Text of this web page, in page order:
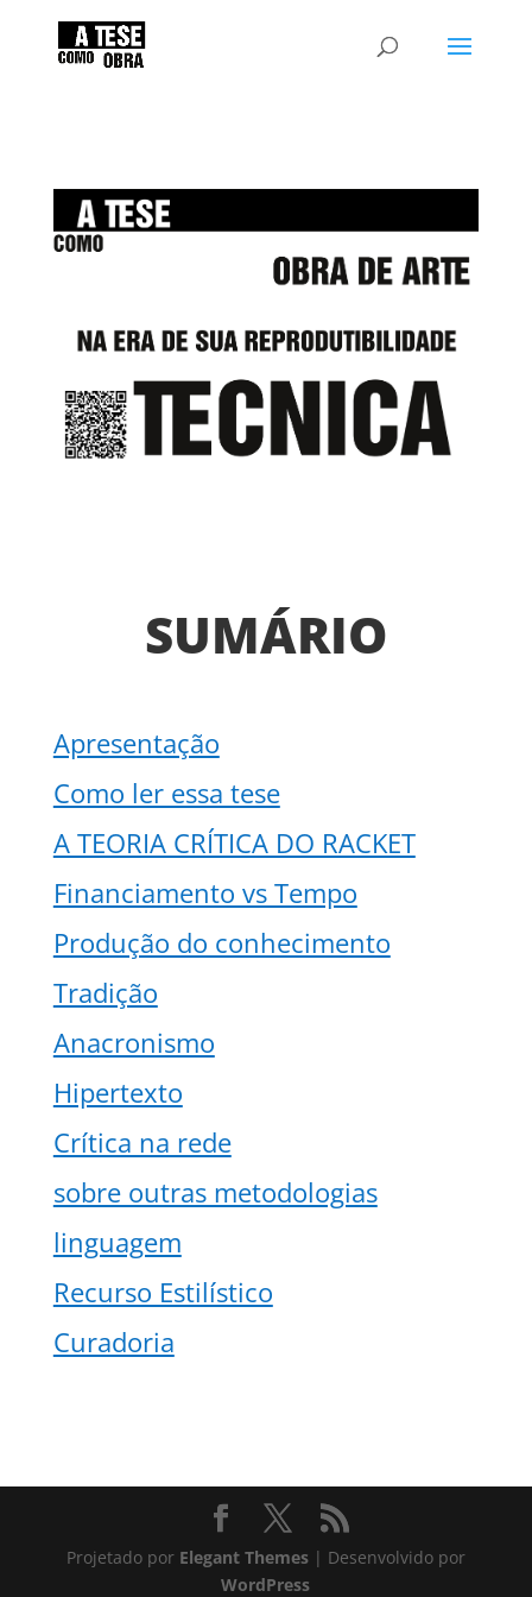
SUMÁRIO
Apresentação
Como ler essa tese
A TEORIA CRÍTICA DO RACKET
Financiamento vs Tempo
Produção do conhecimento
Tradição
Anacronismo
Hipertexto
Crítica na rede
sobre outras metodologias
linguagem
Recurso Estilístico
Curadoria
Projetado por Elegant Themes| Desenvolvido por
WordPress